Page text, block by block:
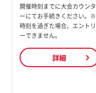
開催時刻までに大会カウンタ
ーにてお手続きください。※
時刻を過ぎた場合、エントリ
ーできません。
詳細